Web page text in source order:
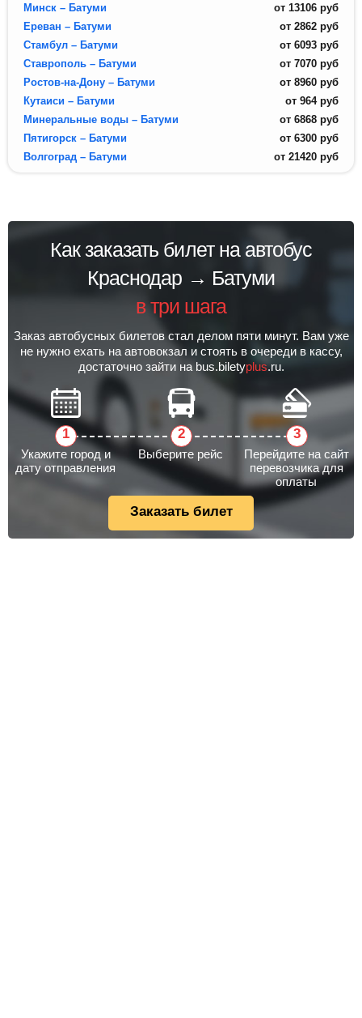
Минск – Батуми
от 13106 руб
Ереван – Батуми
от 2862 руб
Стамбул – Батуми
от 6093 руб
Ставрополь – Батуми
от 7070 руб
Ростов-на-Дону – Батуми
от 8960 руб
Кутаиси – Батуми
от 964 руб
Минеральные воды – Батуми
от 6868 руб
Пятигорск – Батуми
от 6300 руб
Волгоград – Батуми
от 21420 руб
Как заказать билет на автобус
Краснодар → Батуми
в три шага
Заказ автобусных билетов стал делом пяти минут. Вам уже
не нужно ехать на автовокзал и стоять в очереди в кассу,
достаточно зайти на bus.biletyplus.ru.
Укажите город и
дату отправления
Выберите рейс
Перейдите на сайт
перевозчика для
оплаты
Заказать билет